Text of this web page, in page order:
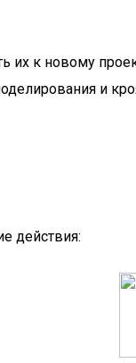
их к новому
и
действия: